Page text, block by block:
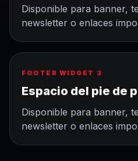
Disponible para banner,
newsletter o enlaces
FOOTER WIDGET 3
Espacio del pie de
Disponible para banner,
newsletter o enlaces